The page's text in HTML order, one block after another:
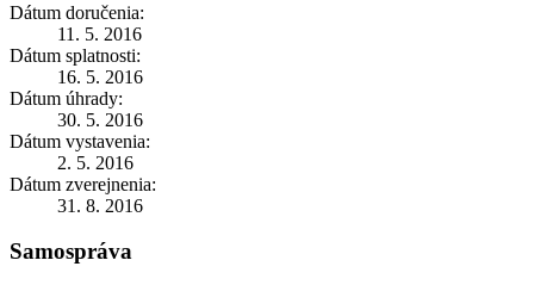
Dátum doručenia:
11. 5. 2016
Dátum splatnosti:
16. 5. 2016
Dátum úhrady:
30. 5. 2016
Dátum vystavenia:
2. 5. 2016
Dátum zverejnenia:
31. 8. 2016
Samospráva